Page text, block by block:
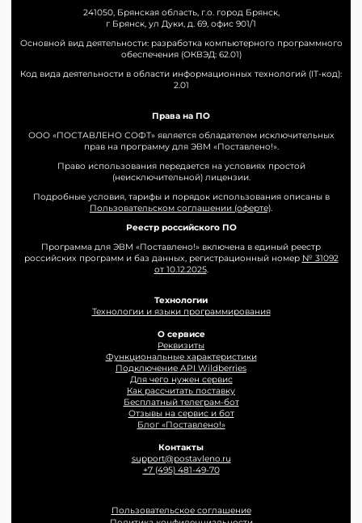
241050, Брянская область, г.о. город Брянск,
г Брянск, ул Дуки, д. 69, офис 901/1
Основной вид деятельности: разработка компьютерного программного
обеспечения (ОКВЭД: 62.01)
Код вида деятельности в области информационных технологий (IT-код):
2.01
Права на ПО
ООО «ПОСТАВЛЕНО СОФТ» является обладателем исключительных
прав на программу для ЭВМ «Поставлено!».
Право использования передается на условиях простой
(неисключительной) лицензии.
Подробные условия, тарифы и порядок использования описаны в
Пользовательском соглашении (оферте).
Реестр российского ПО
Программа для ЭВМ «Поставлено!» включена в единый реестр
российских программ и баз данных, регистрационный номер № 31092
от 10.12.2025.
Технологии
Технологии и языки программирования
О сервисе
Реквизиты
Функциональные характеристики
Подключение API Wildberries
Для чего нужен сервис
Как рассчитать поставку
Бесплатный телеграм-бот
Отзывы на сервис и бот
Блог «Поставлено!»
Контакты
support@postavleno.ru
+7 (495) 481-49-70
Пользовательское соглашение